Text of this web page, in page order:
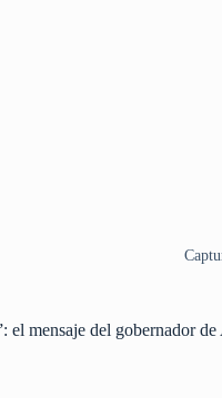
el mensaje del gobernador